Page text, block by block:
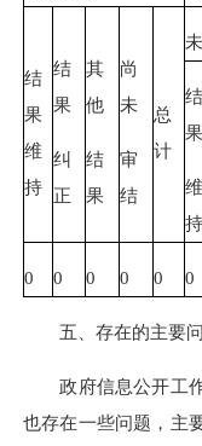
结
果
维
持
结
果
纠
正
其
他
结
果
尚
未
审
结
总
计
结
果
维
持
0 0 0 0 0 0
五、存在的主要问
政府信息公开工作
也存在一些问题，主